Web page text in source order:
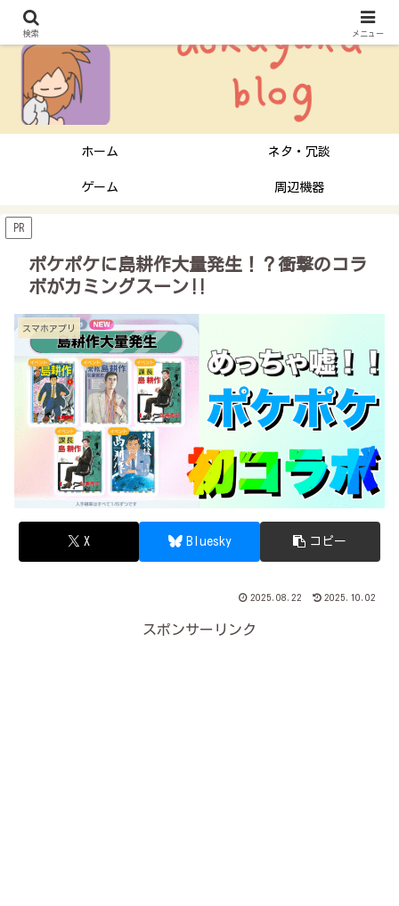
ホーム ネタ・冗談
ゲーム 周辺機器
PR
ポケポケに島耕作大量発生！？衝撃のコラ
ボがカミングスーン‼︎
スマホアプリ
X Bluesky コピー
2025.08.22 2025.10.02
スポンサーリンク
検索 メニュー